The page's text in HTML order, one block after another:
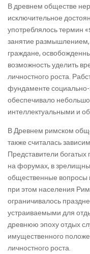
В древнем обществе
исключительное
употреблялось термин
занятие размышлением,
граждане,
возможность уделить
личностного роста.
фундаменте социально-
обеспечивало
интеллектуальными и
В Древнем римском
также считалась
Представители богатых
на форумах, в
общественные вопросы
при этом населения
ограничивалось
устраиваемыми для
древнюю эпоху отдых
имущественного
личностного роста.